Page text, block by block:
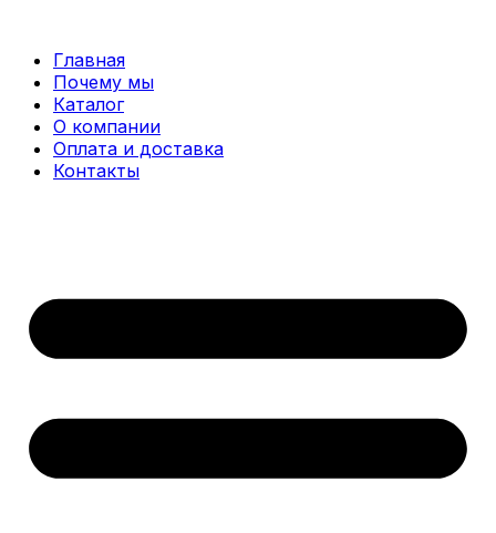
содержимому
Главная
Почему мы
Каталог
О компании
Оплата и доставка
Контакты